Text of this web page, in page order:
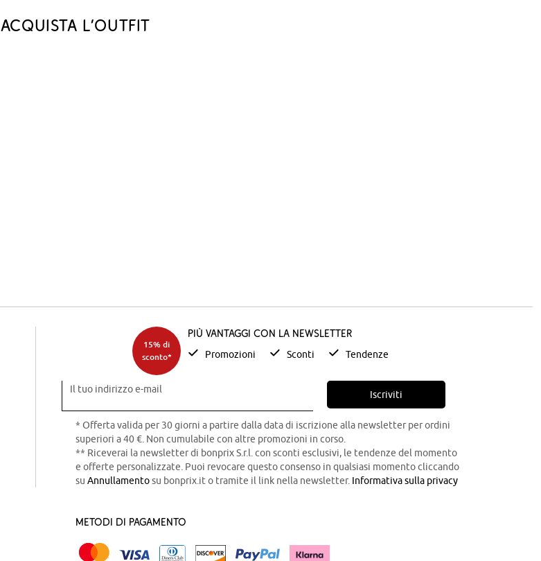
Acquista l‘outfit
15% di
sconto*
Più vantaggi con la newsletter
Promozioni Sconti Tendenze
Il tuo indirizzo e-mail Iscriviti
* Offerta valida per 30 giorni a partire dalla data di iscrizione alla newsletter per ordini
superiori a 40 €. Non cumulabile con altre promozioni in corso.
** Riceverai la newsletter di bonprix S.r.l. con sconti esclusivi, le tendenze del momento
e offerte personalizzate. Puoi revocare questo consenso in qualsiasi momento cliccando
su Annullamentosu bonprix.it o tramite il link nella newsletter. Informativa sulla privacy
Metodi di pagamento